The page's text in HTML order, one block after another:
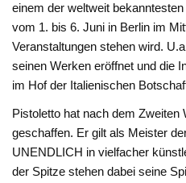
einem der weltweit
vom 1. bis 6. Juni in Berlin im
Veranstaltungen stehen wird.
seinen Werken eröffnet und die
im Hof der Italienischen
Pistoletto hat nach dem Zweiten
geschaffen. Er gilt als Meister
UNENDLICH in vielfacher
der Spitze stehen dabei seine